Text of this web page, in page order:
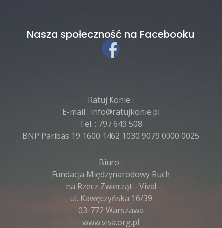
Nasza społeczność na Facebooku
Ratuj Konie :
E-mail : info@ratujkonie.pl
Tel. : 797 649 508
BNP Paribas 19 1600 1462 1030 9079 0000 0025
Biuro :
Fundacja Międzynarodowy Ruch
na Rzecz Zwierząt - Viva!
ul. Kawęczyńska 16/39
03-772 Warszawa
www.viva.org.pl